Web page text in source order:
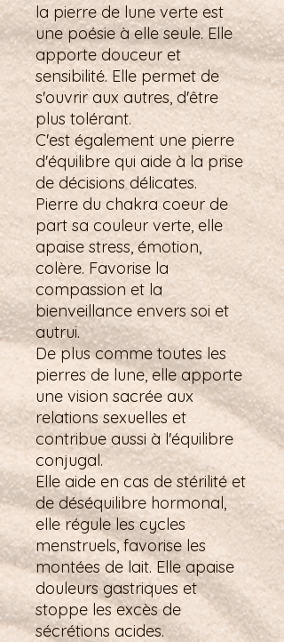
la pierre de lune verte est
une poésie à elle seule. Elle
apporte douceur et
sensibilité. Elle permet de
s'ouvrir aux autres, d'être
plus tolérant.
C'est également une pierre
d'équilibre qui aide à la prise
de décisions délicates.
Pierre du chakra coeur de
part sa couleur verte, elle
apaise stress, émotion,
colère. Favorise la
compassion et la
bienveillance envers soi et
autrui.
De plus comme toutes les
pierres de lune, elle apporte
une vision sacrée aux
relations sexuelles et
contribue aussi à l'équilibre
conjugal.
Elle aide en cas de stérilité et
de déséquilibre hormonal,
elle régule les cycles
menstruels, favorise les
montées de lait. Elle apaise
douleurs gastriques et
stoppe les excès de
sécrétions acides.